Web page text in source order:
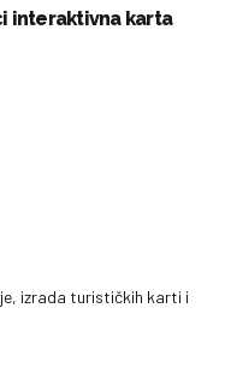
interaktivna karta
izrada turističkih karti i